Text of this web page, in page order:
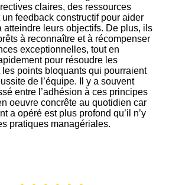
claires, des ressources
feedback constructif pour aider
atteindre leurs objectifs. De plus, ils
à reconnaître et à récompenser
exceptionnelles, tout en
pour résoudre les
les points bloquants qui pourraient
de l’équipe. Il y a souvent
entre l’adhésion à ces principes
oeuvre concrête au quotidien car
a opéré est plus profond qu’il n’y
pratiques managériales.